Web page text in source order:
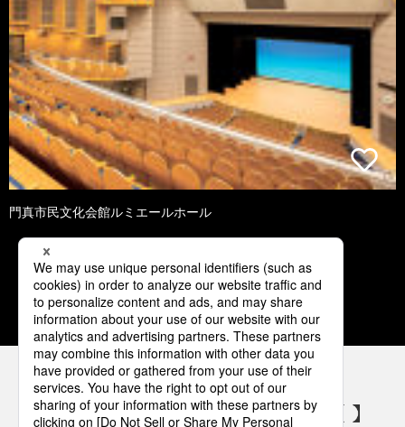
門真市民文化会館ルミエールホール
1 2 3 4 5
パナソニックの電気設備 SNSアカウント